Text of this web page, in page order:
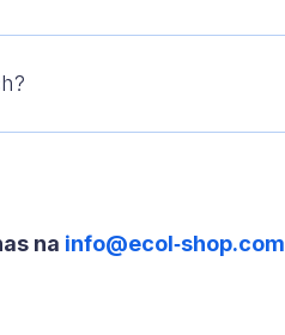
na info@ecol‑shop.com